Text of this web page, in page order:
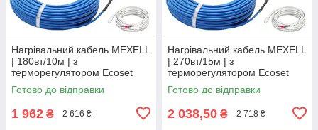
Нагрівальний кабель MEXELL
| 180вт/10м | з
терморегулятором Ecoset
PWT-002
Готово до відправки
1 962 ₴ 2 616 ₴
Нагрівальний кабель MEXELL
| 270вт/15м | з
терморегулятором Ecoset
PWT-002
Готово до відправки
2 038,50 ₴ 2 718 ₴